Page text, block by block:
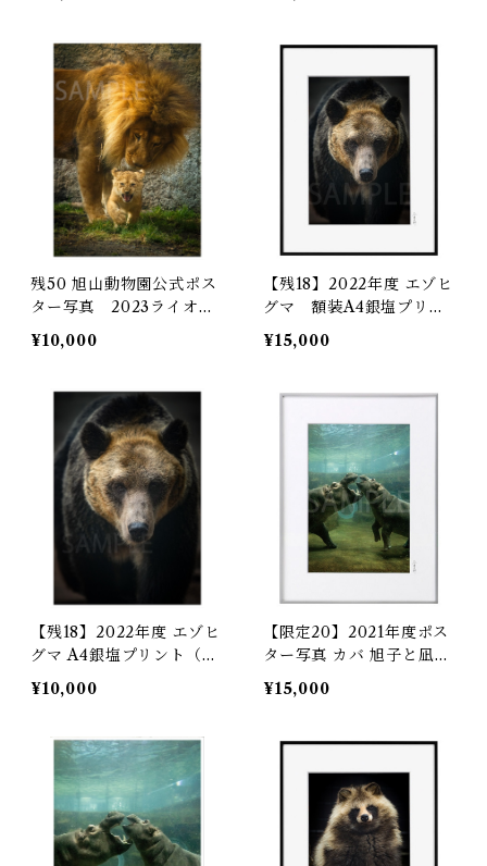
残50 旭山動物園公式ポス
ター写真 2023ライオン
A4銀塩プリント(プリント
のみ)
¥10,000
【残18】2022年度 エゾヒ
グマ 額装A4銀塩プリン
ト
¥15,000
【残18】2022年度 エゾヒ
グマ A4銀塩プリント（プ
リントのみ）
¥10,000
【限定20】2021年度ポス
ター写真 カバ 旭子と凪子
額装A4銀塩プリント
¥15,000